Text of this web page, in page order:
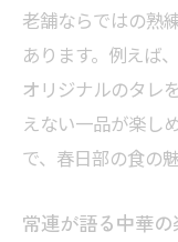
老舗ならではの熟
あります。例えば
オリジナルのタレ
えない一品が楽し
で、春日部の食の
常連が語る中華